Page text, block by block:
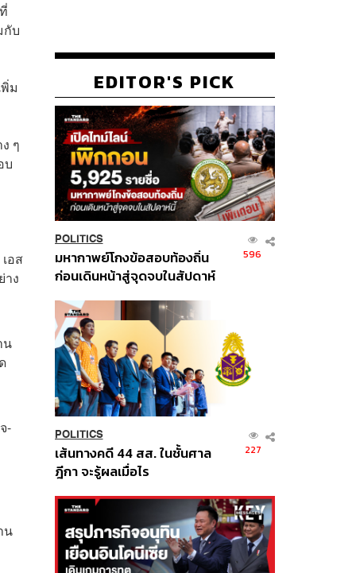
กับ
ม
ๆ
บ
อส
าง
น
-
น
EDITOR'S PICK
POLITICS
มหากาพย์โกงข้อสอบท้องถิ่น
ก่อนเดินหน้าสู่จุดจบในสัปดาห์
596
POLITICS
เส้นทางคดี 44 สส. ในชั้นศาล
ฎีกา จะรู้ผลเมื่อไร
227